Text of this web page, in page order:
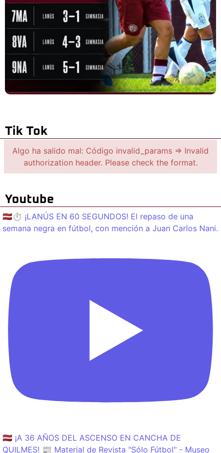
Tik Tok
Algo ha salido mal: Código invalid_params => Invalid
authorization header. Please check the format.
Youtube
🇱🇻⏱️ ¡LANÚS EN 60 SEGUNDOS! El repaso de una
semana negra en fútbol, con mención a Juan Carlos Nani.
🇱🇻 ¡A 36 AÑOS DEL ASCENSO EN CANCHA DE
QUILMES! 📰 Material de Revista "Sólo Fútbol" - Museo